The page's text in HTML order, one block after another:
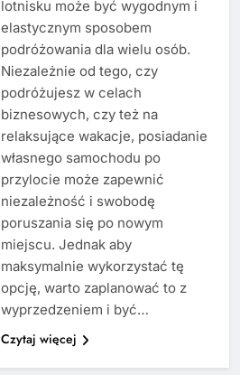
lotnisku może być wygodnym i
elastycznym sposobem
podróżowania dla wielu osób.
Niezależnie od tego, czy
podróżujesz w celach
biznesowych, czy też na
relaksujące wakacje, posiadanie
własnego samochodu po
przylocie może zapewnić
niezależność i swobodę
poruszania się po nowym
miejscu. Jednak aby
maksymalnie wykorzystać tę
opcję, warto zaplanować to z
wyprzedzeniem i być…
Czytaj więcej